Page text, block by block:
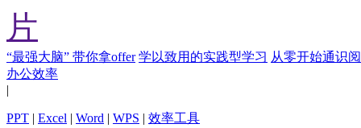
“最强大脑” 带你拿offer 学以致用的实践型学习 从零开始通识
办公效率
|
PPT | Excel | Word | WPS | 效率工具